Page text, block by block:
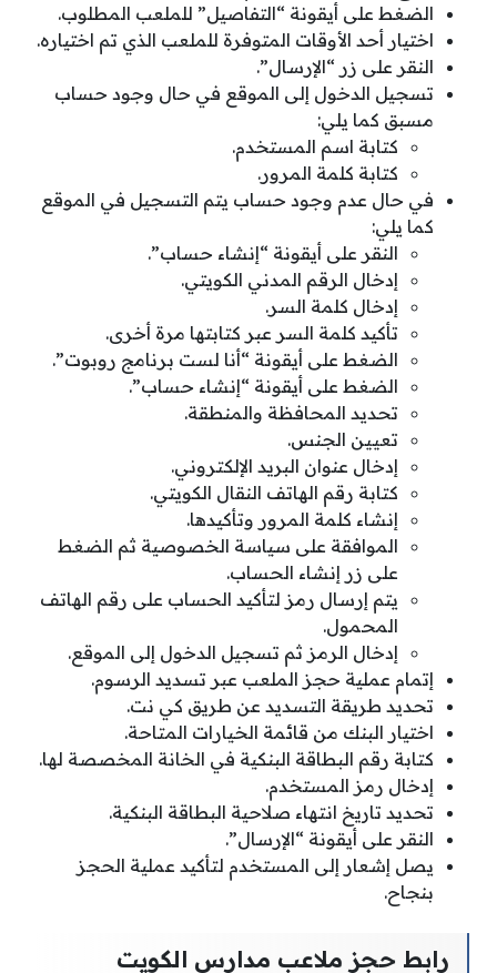
الضغط على أيقونة “التفاصيل” للملعب المطلوب.
اختيار أحد الأوقات المتوفرة للملعب الذي تم اختياره.
النقر على زر “الإرسال”.
تسجيل الدخول إلى الموقع في حال وجود حساب
مسبق كما يلي:
كتابة اسم المستخدم.
كتابة كلمة المرور.
في حال عدم وجود حساب يتم التسجيل في الموقع
كما يلي:
النقر على أيقونة “إنشاء حساب”.
إدخال الرقم المدني الكويتي.
إدخال كلمة السر.
تأكيد كلمة السر عبر كتابتها مرة أخرى.
الضغط على أيقونة “أنا لست برنامج روبوت”.
الضغط على أيقونة “إنشاء حساب”.
تحديد المحافظة والمنطقة.
تعيين الجنس.
إدخال عنوان البريد الإلكتروني.
كتابة رقم الهاتف النقال الكويتي.
إنشاء كلمة المرور وتأكيدها.
الموافقة على سياسة الخصوصية ثم الضغط
على زر إنشاء الحساب.
يتم إرسال رمز لتأكيد الحساب على رقم الهاتف
المحمول.
إدخال الرمز ثم تسجيل الدخول إلى الموقع.
إتمام عملية حجز الملعب عبر تسديد الرسوم.
تحديد طريقة التسديد عن طريق كي نت.
اختيار البنك من قائمة الخيارات المتاحة.
كتابة رقم البطاقة البنكية في الخانة المخصصة لها.
إدخال رمز المستخدم.
تحديد تاريخ انتهاء صلاحية البطاقة البنكية.
النقر على أيقونة “الإرسال”.
يصل إشعار إلى المستخدم لتأكيد عملية الحجز
بنجاح.
رابط حجز ملاعب مدارس الكويت